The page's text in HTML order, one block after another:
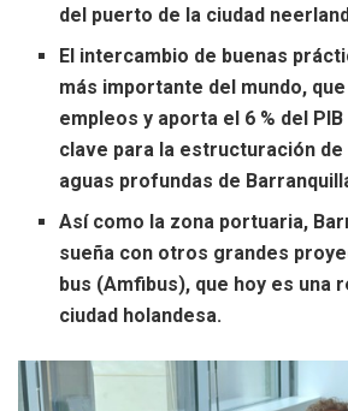
del puerto de la ciudad
El intercambio de buenas
más importante del mundo,
empleos y aporta el 6 % del
clave para la estructuración de
aguas profundas de
Así como la zona portuaria,
sueña con otros grandes
bus (Amfibus), que hoy es una
ciudad holandesa.